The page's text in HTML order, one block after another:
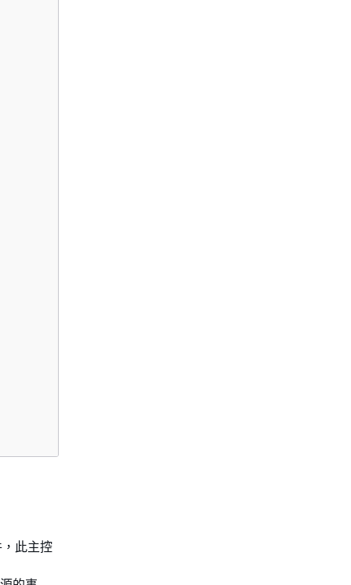
此主控